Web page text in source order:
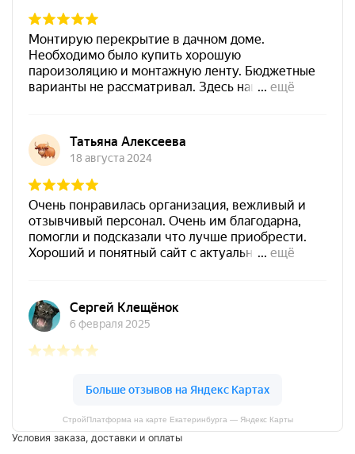
СтройПлатформа на карте Екатеринбурга — Яндекс Карты
Условия заказа, доставки и оплаты